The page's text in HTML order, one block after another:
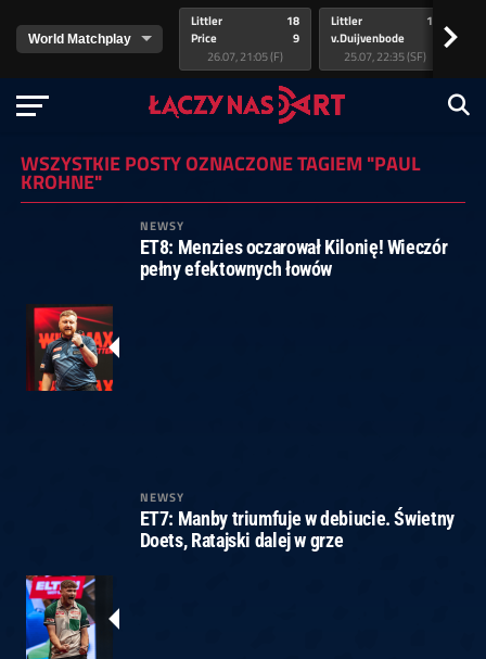
Littler
Price
18
9
26.07, 21:05 (F)
Littler
v.Duijvenbode
17
25.07, 22:35 (SF)
>
WSZYSTKIE POSTY OZNACZONE TAGIEM "PAUL
KROHNE"
NEWSY
ET8: Menzies oczarował Kilonię! Wieczór
pełny efektownych łowów
NEWSY
ET7: Manby triumfuje w debiucie. Świetny
Doets, Ratajski dalej w grze